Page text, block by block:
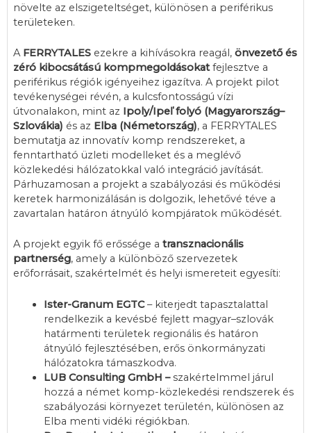
növelte az elszigeteltséget, különösen a periférikus
területeken.
A FERRYTALES ezekre a kihívásokra reagál, önvezető és
zéró kibocsátású kompmegoldásokatfejlesztve a
periférikus régiók igényeihez igazítva. A projekt pilot
tevékenységei révén, a kulcsfontosságú vízi
útvonalakon, mint az Ipoly/Ipeľ folyó (Magyarország–
Szlovákia) és az Elba (Németország), a FERRYTALES
bemutatja az innovatív komp rendszereket, a
fenntartható üzleti modelleket és a meglévő
közlekedési hálózatokkal való integráció javítását.
Párhuzamosan a projekt a szabályozási és működési
keretek harmonizálásán is dolgozik, lehetővé téve a
zavartalan határon átnyúló kompjáratok működését.
A projekt egyik fő erőssége a transznacionális
partnerség, amely a különböző szervezetek
erőforrásait, szakértelmét és helyi ismereteit egyesíti:
Ister-Granum EGTC– kiterjedt tapasztalattal
rendelkezik a kevésbé fejlett magyar–szlovák
határmenti területek regionális és határon
átnyúló fejlesztésében, erős önkormányzati
hálózatokra támaszkodva.
LUB Consulting GmbH –szakértelmmel járul
hozzá a német komp-közlekedési rendszerek és
szabályozási környezet területén, különösen az
Elba menti vidéki régiókban.